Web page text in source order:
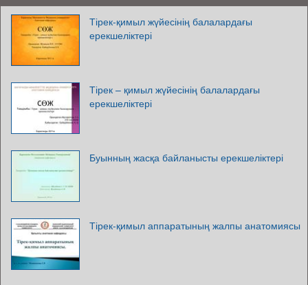
Тірек-қимыл жүйесінің балалардағы
ерекшеліктері
Тірек – қимыл жүйесінің балалардағы
ерекшеліктері
Буынның жасқа байланысты ерекшеліктері
Тірек-қимыл аппаратының жалпы анатомиясы